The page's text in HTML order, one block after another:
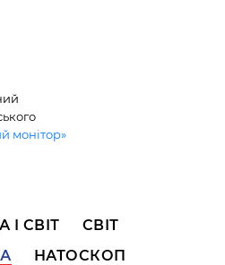
монітор»
СВІТ
СВІТ
НАТОСКОП